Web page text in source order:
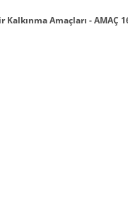
Amaçları - AMAÇ